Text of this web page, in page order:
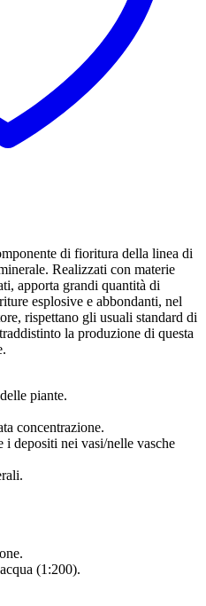
di fioritura della linea di
Realizzati con materie
apporta grandi quantità di
esplosive e abbondanti, nel
rispettano gli usuali standard di
la produzione di questa
piante.
concentrazione.
i depositi nei vasi/nelle vasche
(1:200).